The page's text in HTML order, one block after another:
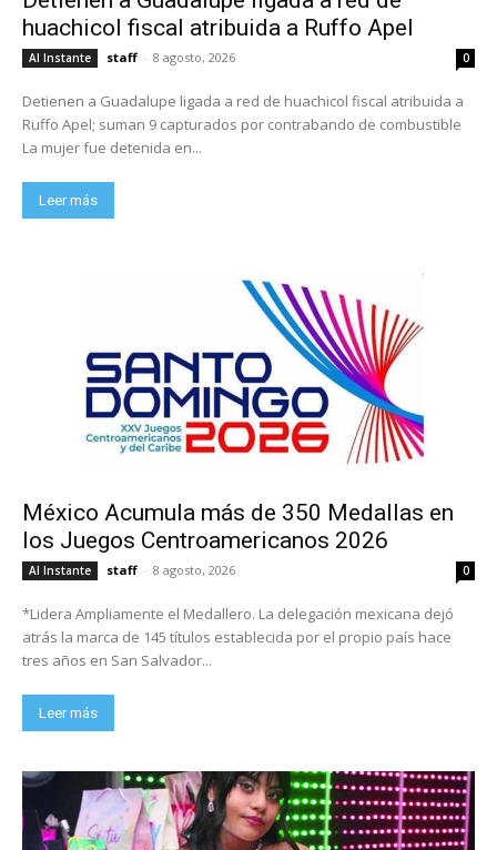
huachicol fiscal atribuida a Ruffo Apel
Al Instante staff - 8 agosto, 2026 0
Detienen a Guadalupe ligada a red de huachicol fiscal atribuida a
Ruffo Apel; suman 9 capturados por contrabando de combustible
La mujer fue detenida en...
Leer más
México Acumula más de 350 Medallas en
los Juegos Centroamericanos 2026
Al Instante staff - 8 agosto, 2026 0
*Lidera Ampliamente el Medallero. La delegación mexicana dejó
atrás la marca de 145 títulos establecida por el propio país hace
tres años en San Salvador...
Leer más